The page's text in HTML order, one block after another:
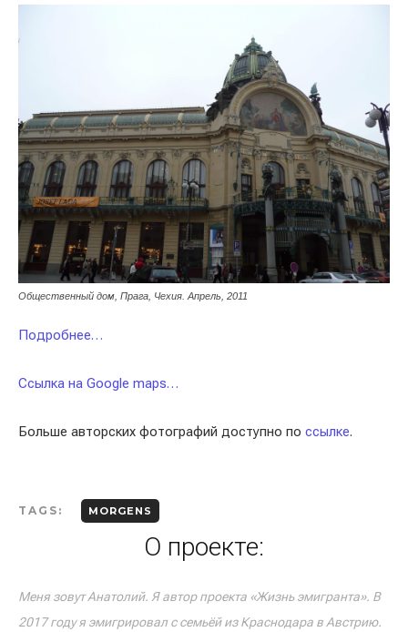
Общественный дом, Прага, Чехия. Апрель, 2011
Подробнее…
Ссылка на Google maps…
Больше авторских фотографий доступно по ссылке.
TAGS: MORGENS
О проекте:
Меня зовут Анатолий. Я автор проекта «Жизнь эмигранта». В
2017 году я эмигрировал с семьёй из Краснодара в Австрию.